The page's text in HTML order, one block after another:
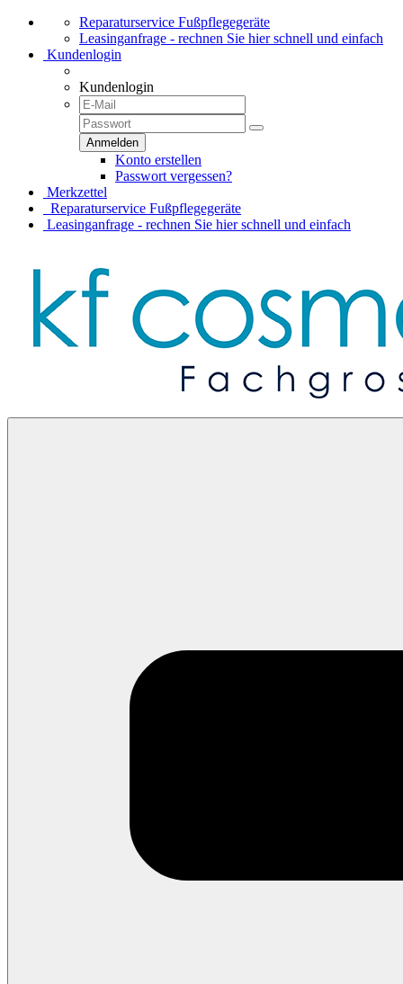
Reparaturservice Fußpflegegeräte
Leasinganfrage - rechnen Sie hier schnell und einfach
Kundenlogin
Kundenlogin
Konto erstellen
Passwort vergessen?
Merkzettel
Reparaturservice Fußpflegegeräte
Leasinganfrage - rechnen Sie hier schnell und einfach